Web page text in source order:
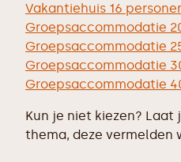
Vakantiehuis 16
Groepsaccommodatie
Groepsaccommodatie
Groepsaccommodatie
Groepsaccommodatie
Kun je niet kiezen? Laat
thema, deze vermelden